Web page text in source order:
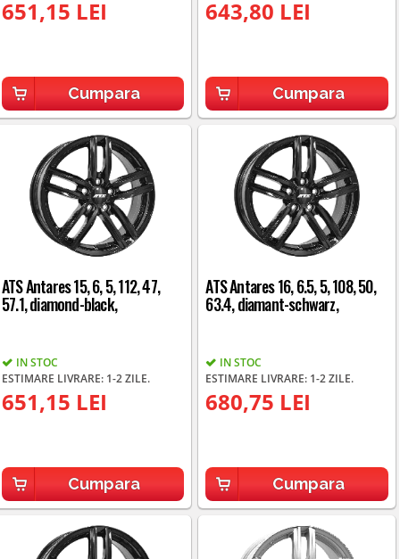
651,15 LEI
Cumpara
643,80 LEI
Cumpara
ATS Antares 15, 6, 5, 112, 47,
57.1, diamond-black,
IN STOC
ESTIMARE LIVRARE: 1-2 ZILE.
651,15 LEI
Cumpara
ATS Antares 16, 6.5, 5, 108, 50,
63.4, diamant-schwarz,
IN STOC
ESTIMARE LIVRARE: 1-2 ZILE.
680,75 LEI
Cumpara